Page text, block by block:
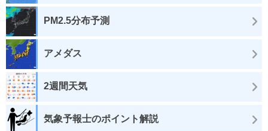
PM2.5分布予測
アメダス
2週間天気
気象予報士のポイント解説